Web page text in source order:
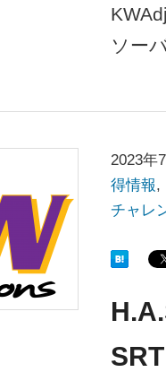
ソー
2023年
得情報,
チャレ